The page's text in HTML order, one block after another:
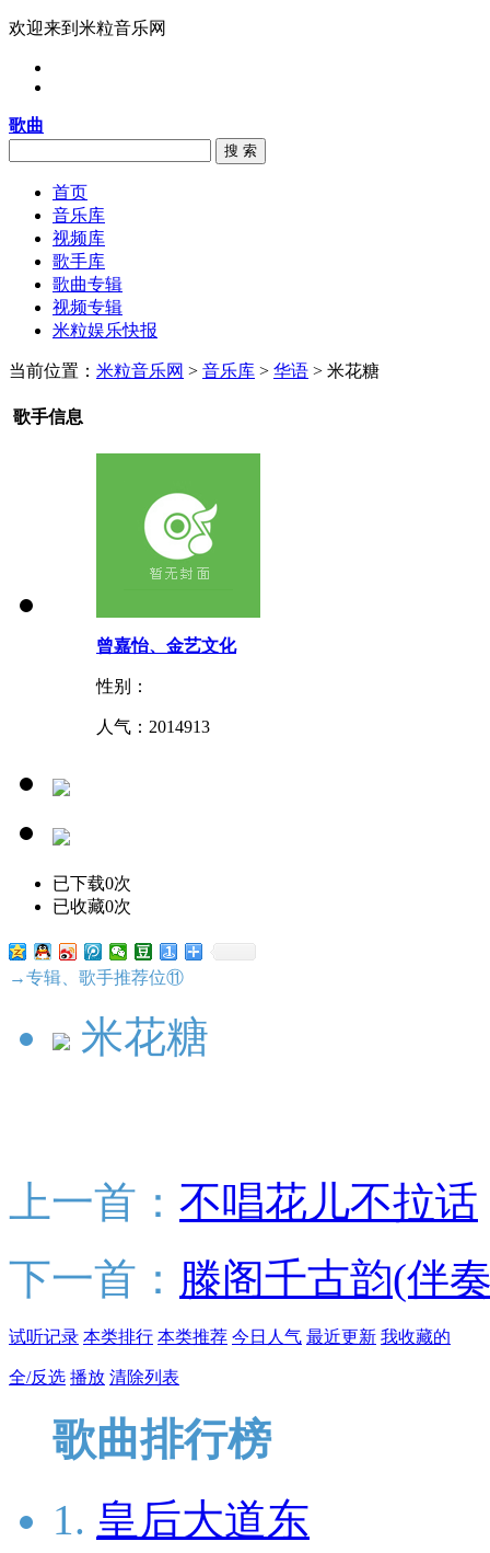
欢迎来到米粒音乐网
歌曲
搜 索
首页
音乐库
视频库
歌手库
歌曲专辑
视频专辑
米粒娱乐快报
当前位置： 米粒音乐网 > 音乐库 > 华语 > 米花糖
歌手信息
曾嘉怡、金艺文化
性别：
人气： 2014913
已下载0次
已收藏0次
→专辑、歌手推荐位⑪
米花糖
上一首： 不唱花儿不拉话
下一首： 滕阁千古韵(伴
试听记录 本类排行 本类推荐 今日人气 最近更新 我收藏的
全/反选 播放 清除列表
歌曲排行榜
1. 皇后大道东